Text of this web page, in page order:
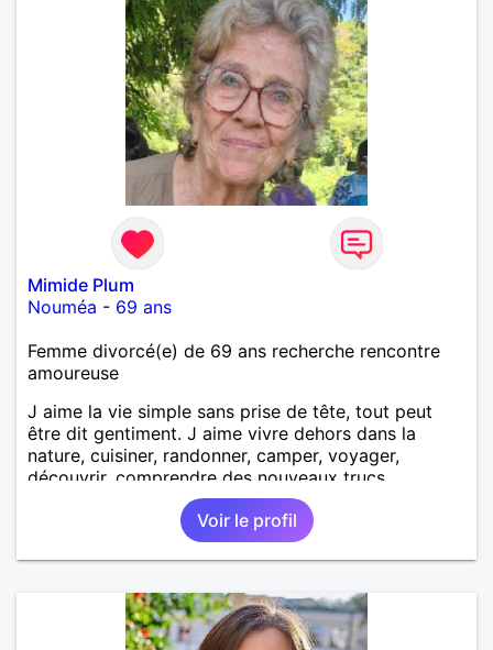
Mimide Plum
Nouméa - 69 ans
Femme divorcé(e) de 69 ans recherche rencontre
amoureuse
J aime la vie simple sans prise de tête, tout peut
être dit gentiment. J aime vivre dehors dans la
nature, cuisiner, randonner, camper, voyager,
découvrir, comprendre des nouveaux trucs
techniques et sur la vie des êtres vivants. J aime
danser, faire la fête. Je ne bois pratiquement pas d
alcool, je fume rarement, je ris souvent. Je cherche
un vrai amoureux pour continuer à profiter de la vie
en ai marre je veux partagé et rigoler
Voir le profil